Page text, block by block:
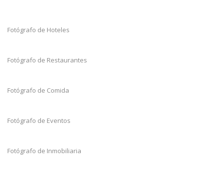
Fotógrafo de Hoteles
Fotógrafo de Restaurantes
Fotógrafo de Comida
Fotógrafo de Eventos
Fotógrafo de Inmobiliaria